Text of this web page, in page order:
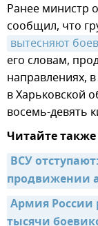
Ранее министр
сообщил, что
вытесняют
его словам,
направлениях,
в Харьковской
восемь-девять
Читайте
ВСУ
продвижении
Армия России
тысячи